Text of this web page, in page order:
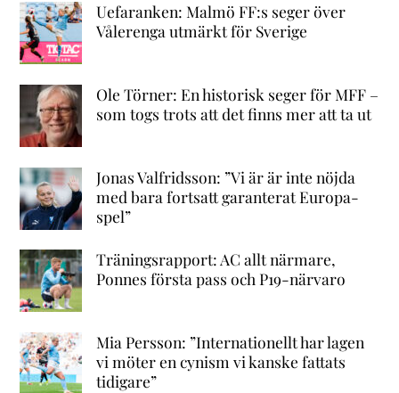
Uefaranken: Malmö FF:s seger över
Vålerenga utmärkt för Sverige
Ole Törner: En historisk seger för MFF –
som togs trots att det finns mer att ta ut
Jonas Valfridsson: ”Vi är är inte nöjda
med bara fortsatt garanterat Europa-
spel”
Träningsrapport: AC allt närmare,
Ponnes första pass och P19-närvaro
Mia Persson: ”Internationellt har lagen
vi möter en cynism vi kanske fattats
tidigare”